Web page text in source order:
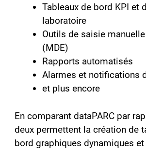
Tableaux de bord KPI et
laboratoire
Outils de saisie
(MDE)
Rapports automatisés
Alarmes et notifications
et plus encore
En comparant dataPARC par
deux permettent la création de
bord graphiques dynamiques